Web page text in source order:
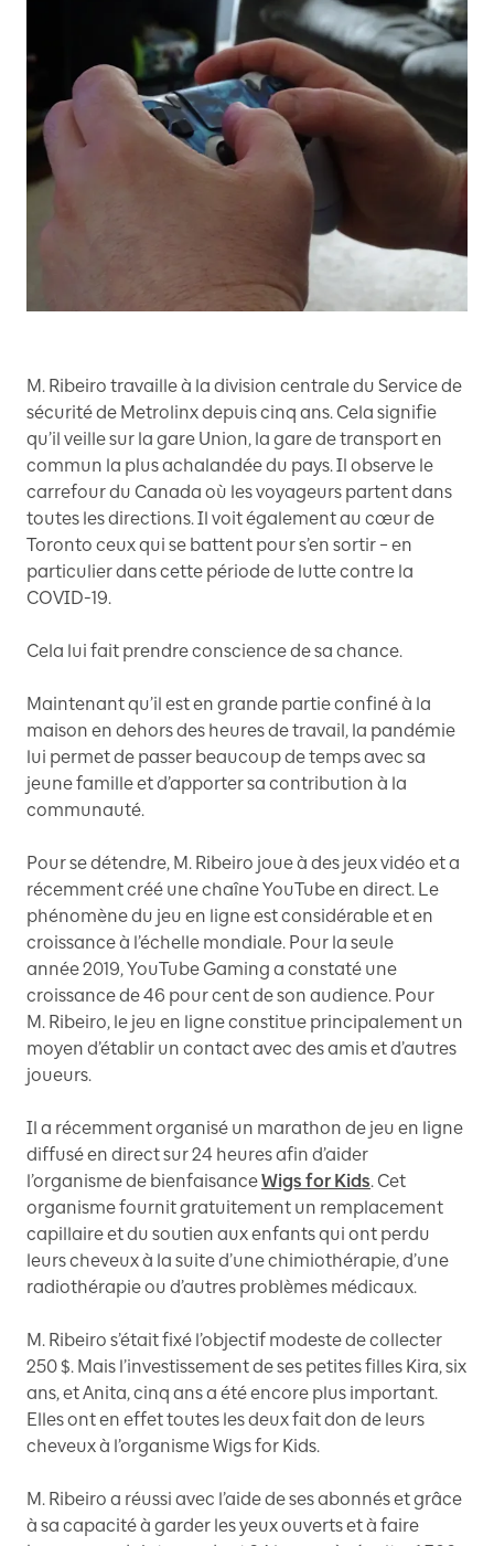
M. Ribeiro travaille à la division centrale du Service de
sécurité de Metrolinx depuis cinq ans. Cela signifie
qu’il veille sur la gare Union, la gare de transport en
commun la plus achalandée du pays. Il observe le
carrefour du Canada où les voyageurs partent dans
toutes les directions. Il voit également au cœur de
Toronto ceux qui se battent pour s’en sortir – en
particulier dans cette période de lutte contre la
COVID-19.
Cela lui fait prendre conscience de sa chance.
Maintenant qu’il est en grande partie confiné à la
maison en dehors des heures de travail, la pandémie
lui permet de passer beaucoup de temps avec sa
jeune famille et d’apporter sa contribution à la
communauté.
Pour se détendre, M. Ribeiro joue à des jeux vidéo et a
récemment créé une chaîne YouTube en direct. Le
phénomène du jeu en ligne est considérable et en
croissance à l’échelle mondiale. Pour la seule
année 2019, YouTube Gaming a constaté une
croissance de 46 pour cent de son audience. Pour
M. Ribeiro, le jeu en ligne constitue principalement un
moyen d’établir un contact avec des amis et d’autres
joueurs.
Il a récemment organisé un marathon de jeu en ligne
diffusé en direct sur 24 heures afin d’aider
l’organisme de bienfaisanceWigs for Kids. Cet
organisme fournit gratuitement un remplacement
capillaire et du soutien aux enfants qui ont perdu
leurs cheveux à la suite d’une chimiothérapie, d’une
radiothérapie ou d’autres problèmes médicaux.
M. Ribeiro s’était fixé l’objectif modeste de collecter
250 $. Mais l’investissement de ses petites filles Kira, six
ans, et Anita, cinq ans a été encore plus important.
Elles ont en effet toutes les deux fait don de leurs
cheveux à l’organisme Wigs for Kids.
M. Ribeiro a réussi avec l’aide de ses abonnés et grâce
à sa capacité à garder les yeux ouverts et à faire